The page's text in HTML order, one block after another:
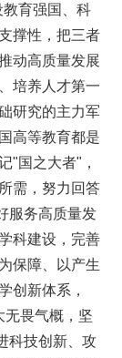
育强国、科
撑性，把三者
动高质量发展
培养人才第一
研究的主力军
高等教育都是
"国之大者"，
需，努力回答
服务高质量发
科建设，完善
保障、以产生
创新体系，
无畏气概，坚
科技创新、攻